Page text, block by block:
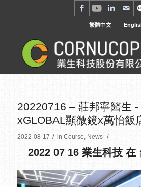
繁體中文
20220716 – 莊邦寧醫生 -
xGLOBAL顯微鏡x萬怡飯
2022-08-17 / in Course, News /
2022 07 16 業生科技 在